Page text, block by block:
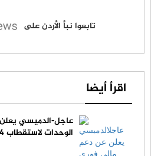
تابعوا نبأ الأردن على
اقرأ أيضا
عاجل-الدميسي
الوحدات لاستقطاب 4 محترفين(فيديو)